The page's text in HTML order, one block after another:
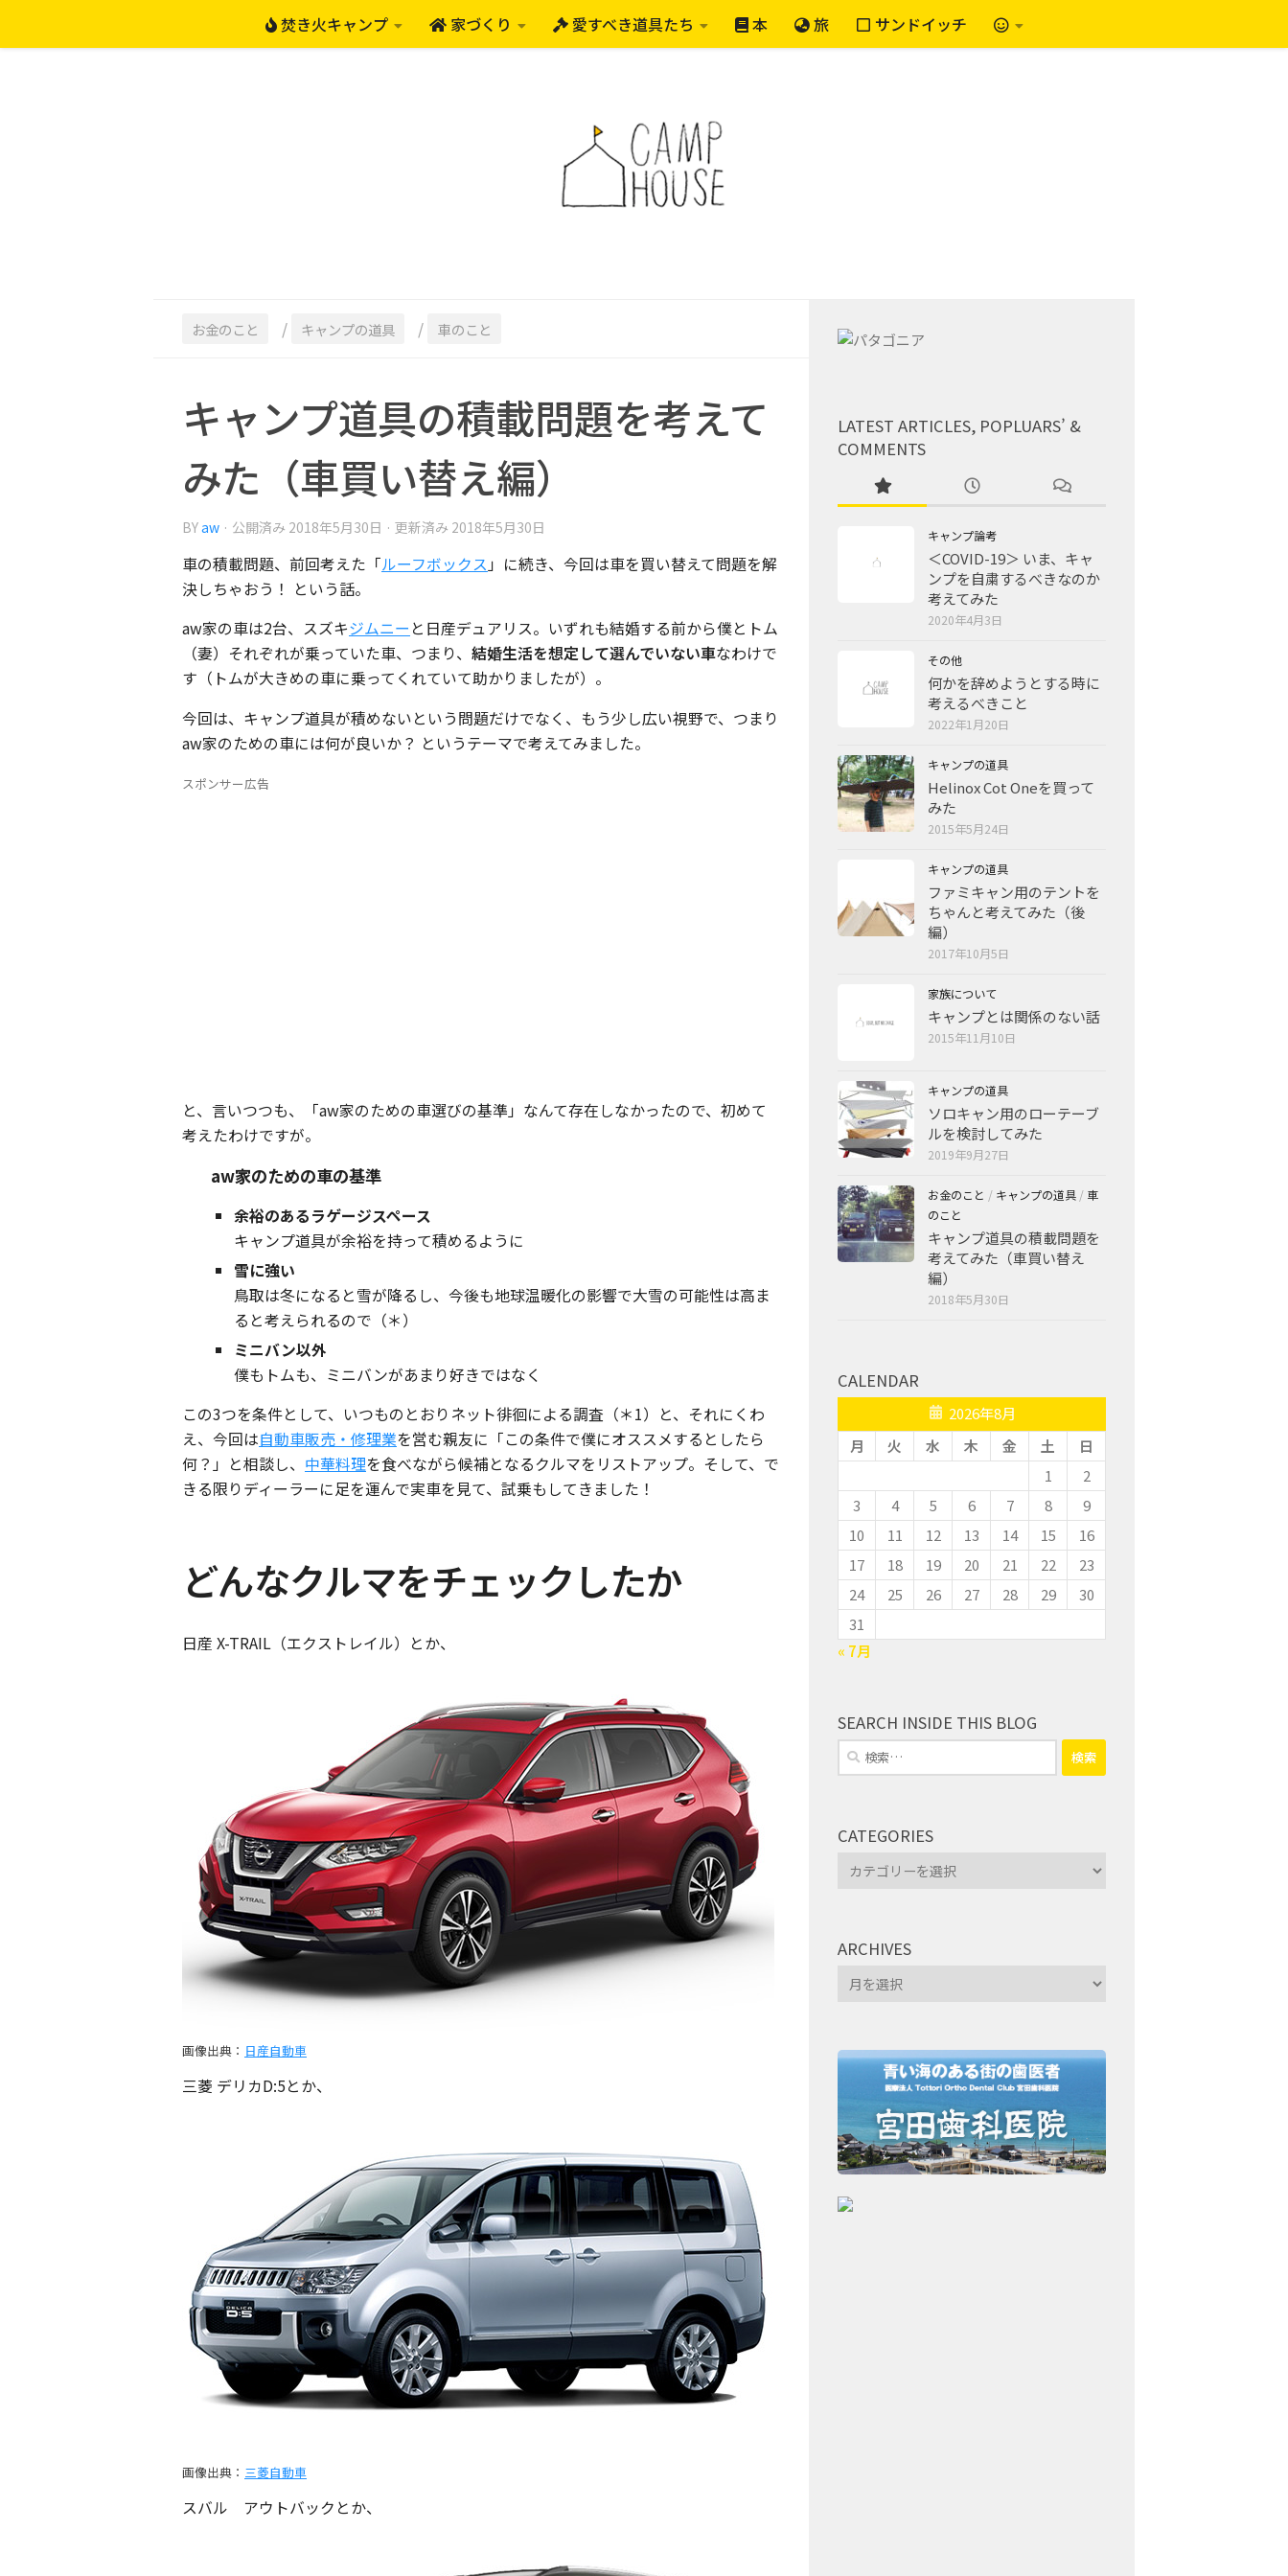
焚き火キャンプ 家づくり 愛すべき道具たち 本 旅 サンドイッチ
お金のこと / キャンプの道具 / 車のこと
キャンプ道具の積載問題を考えて
みた（車買い替え編）
BYaw · 公開済み 2018年5月30日 · 更新済み 2018年5月30日
車の積載問題、前回考えた「ルーフボックス 」に続き、今回は車を買い替えて問題を解
決しちゃおう！ という話。
aw家の車は2台、スズキジムニー と日産デュアリス。いずれも結婚する前から僕とトム
（妻）それぞれが乗っていた車、つまり、 結婚生活を想定して選んでいない車なわけで
す（トムが大きめの車に乗ってくれていて助かりましたが）。
今回は、キャンプ道具が積めないという問題だけでなく、もう少し広い視野で、つまり
aw家のための車には何が良いか？ というテーマで考えてみました。
スポンサー広告
と、言いつつも、「aw家のための車選びの基準」なんて存在しなかったので、初めて
考えたわけですが。
aw家のための車の基準
余裕のあるラゲージスペース
キャンプ道具が余裕を持って積めるように
雪に強い
鳥取は冬になると雪が降るし、今後も地球温暖化の影響で大雪の可能性は高ま
ると考えられるので（＊）
ミニバン以外
僕もトムも、ミニバンがあまり好きではなく
この3つを条件として、いつものとおりネット徘徊による調査（＊1）と、それにくわ
え、今回は自動車販売・修理業を営む親友に「この条件で僕にオススメするとしたら
何？」と相談し、 中華料理を食べながら候補となるクルマをリストアップ。そして、で
きる限りディーラーに足を運んで実車を見て、試乗もしてきました！
どんなクルマをチェックしたか
日産 X-TRAIL（エクストレイル）とか、
画像出典： 日産自動車
三菱 デリカD:5とか、
画像出典： 三菱自動車
スバル アウトバックとか、
LATEST ARTICLES, POPLUARS’ &
COMMENTS
キャンプ論考
＜COVID-19＞ いま、キャ
ンプを自粛するべきなのか
考えてみた
2020年4月3日
その他
何かを辞めようとする時に
考えるべきこと
2022年1月20日
キャンプの道具
Helinox Cot Oneを買って
みた
2015年5月24日
キャンプの道具
ファミキャン用のテントを
ちゃんと考えてみた（後
編）
2017年10月5日
家族について
キャンプとは関係のない話
2015年11月10日
キャンプの道具
ソロキャン用のローテーブ
ルを検討してみた
2019年9月27日
お金のこと / キャンプの道具 / 車
のこと
キャンプ道具の積載問題を
考えてみた（車買い替え
編）
2018年5月30日
CALENDAR
2026年8月
月
火 水 木 金 土
日
1
2
3
4 5 6 7 8
9
10
11 12 13 14 15
16
17
18 19 20 21 22
23
24
25 26 27 28 29
30
31
« 7月
SEARCH INSIDE THIS BLOG
検
索:
CATEGORIES
Categories
ARCHIVES
Archives